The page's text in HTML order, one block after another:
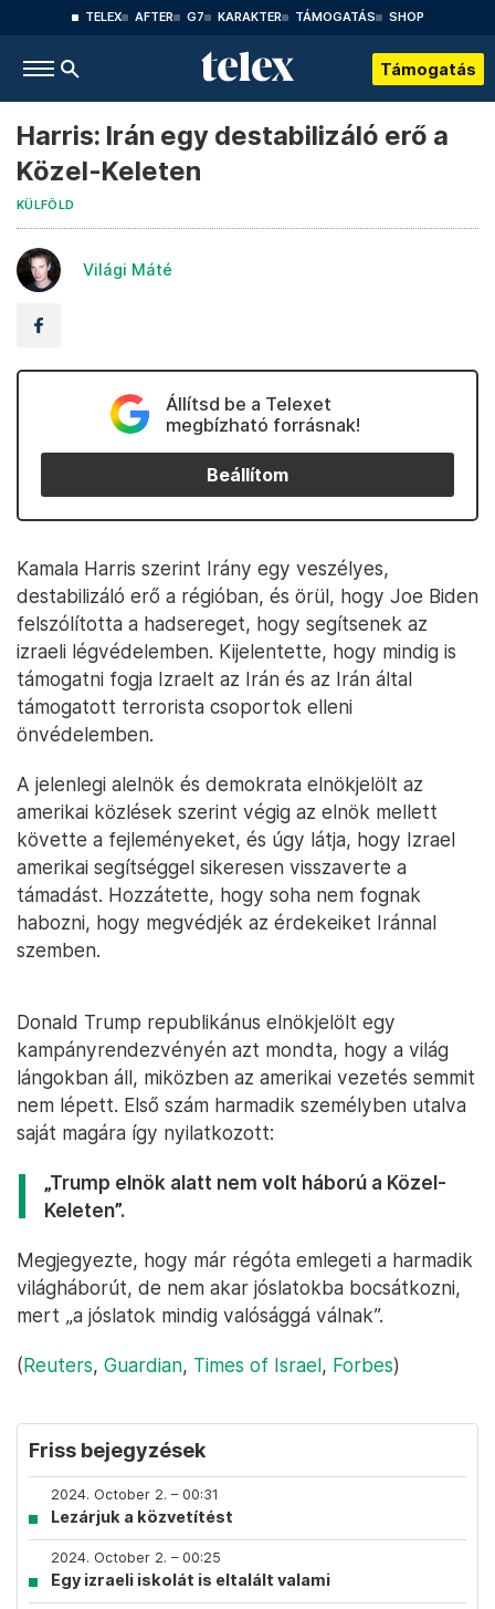
TELEX AFTER G7 KARAKTER TÁMOGATÁS SHOP
Támogatás
Harris: Irán egy destabilizáló erő a
Közel-Keleten
KÜLFÖLD
Világi Máté
Állítsd be a Telexet
megbízható forrásnak!
Beállítom
Kamala Harris szerint Irány egy veszélyes,
destabilizáló erő a régióban, és örül, hogy Joe Biden
felszólította a hadsereget, hogy segítsenek az
izraeli légvédelemben. Kijelentette, hogy mindig is
támogatni fogja Izraelt az Irán és az Irán által
támogatott terrorista csoportok elleni
önvédelemben.
A jelenlegi alelnök és demokrata elnökjelölt az
amerikai közlések szerint végig az elnök mellett
követte a fejleményeket, és úgy látja, hogy Izrael
amerikai segítséggel sikeresen visszaverte a
támadást. Hozzátette, hogy soha nem fognak
habozni, hogy megvédjék az érdekeiket Iránnal
szemben.
Donald Trump republikánus elnökjelölt egy
kampányrendezvényén azt mondta, hogy a világ
lángokban áll, miközben az amerikai vezetés semmit
nem lépett. Első szám harmadik személyben utalva
saját magára így nyilatkozott:
„Trump elnök alatt nem volt háború a Közel-
Keleten”.
Megjegyezte, hogy már régóta emlegeti a harmadik
világháborút, de nem akar jóslatokba bocsátkozni,
mert „a jóslatok mindig valósággá válnak”.
(Reuters, Guardian, Times of Israel, Forbes)
Friss bejegyzések
2024. October 2. – 00:31
Lezárjuk a közvetítést
2024. October 2. – 00:25
Egy izraeli iskolát is eltalált valami